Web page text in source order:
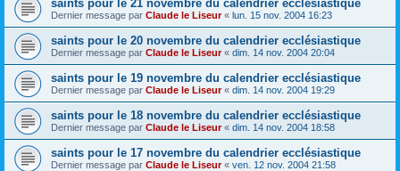
saints pour le 21 novembre du calendrier ecclésiastique
Dernier message par Claude le Liseur« lun. 15 nov. 2004 16:23
saints pour le 20 novembre du calendrier ecclésiastique
Dernier message par Claude le Liseur« dim. 14 nov. 2004 20:04
saints pour le 19 novembre du calendrier ecclésiastique
Dernier message par Claude le Liseur« dim. 14 nov. 2004 19:29
saints pour le 18 novembre du calendrier ecclésiastique
Dernier message par Claude le Liseur« dim. 14 nov. 2004 18:58
saints pour le 17 novembre du calendrier ecclésiastique
Dernier message par Claude le Liseur« ven. 12 nov. 2004 21:58